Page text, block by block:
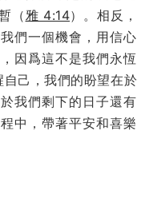
（ 雅 4:14）。相反，
們一個機會，用信心
因爲這不是我們永恆
自己，我們的盼望在於
我們剩下的日子還有
中，帶著平安和喜樂